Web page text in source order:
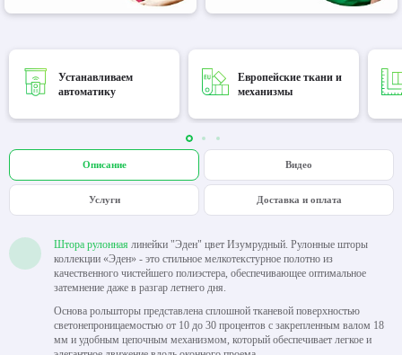
Устанавливаем
автоматику
Европейские ткани и
механизмы
Описание Видео
Услуги Доставка и оплата
Штора рулонная линейки "Эден" цвет Изумрудный. Рулонные шторы
коллекции «Эден» - это стильное мелкотекстурное полотно из
качественного чистейшего полиэстера, обеспечивающее оптимальное
затемнение даже в разгар летнего дня.
Основа рольшторы представлена сплошной тканевой поверхностью
светонепроницаемостью от 10 до 30 процентов с закрепленным валом 18
мм и удобным цепочным механизмом, который обеспечивает легкое и